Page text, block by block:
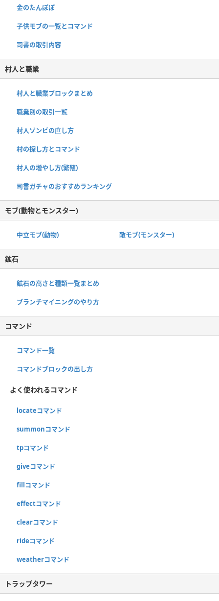
金のたんぽぽ
子供モブの一覧とコマンド
司書の取引内容
村人と職業
村人と職業ブロックまとめ
職業別の取引一覧
村人ゾンビの直し方
村の探し方とコマンド
村人の増やし方(繁殖)
司書ガチャのおすすめランキング
モブ(動物とモンスター)
中立モブ(動物) 敵モブ(モンスター)
鉱石
鉱石の高さと種類一覧まとめ
ブランチマイニングのやり方
コマンド
コマンド一覧
コマンドブロックの出し方
よく使われるコマンド
locateコマンド
summonコマンド
tpコマンド
giveコマンド
fillコマンド
effectコマンド
clearコマンド
rideコマンド
weatherコマンド
トラップタワー